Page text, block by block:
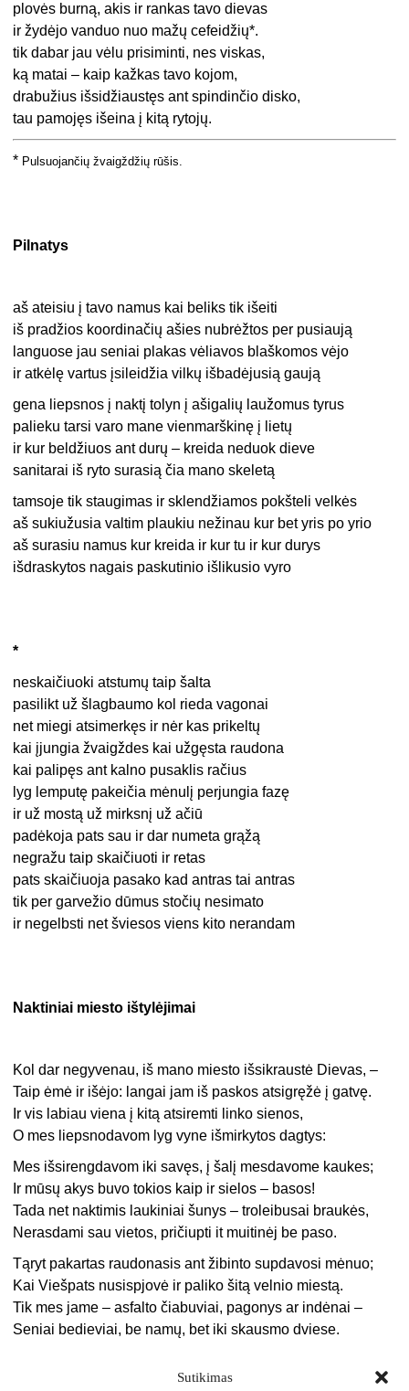
Sutikimas
plovės burną, akis ir rankas tavo dievas
ir žydėjo vanduo nuo mažų cefeidžių*.
tik dabar jau vėlu prisiminti, nes viskas,
ką matai – kaip kažkas tavo kojom,
drabužius išsidžiaustęs ant spindinčio disko,
tau pamojęs išeina į kitą rytojų.
* Pulsuojančių žvaigždžių rūšis.
Pilnatys
aš ateisiu į tavo namus kai beliks tik išeiti
iš pradžios koordinačių ašies nubrėžtos per pusiaują
languose jau seniai plakas vėliavos blaškomos vėjo
ir atkėlę vartus įsileidžia vilkų išbadėjusią gaują
gena liepsnos į naktį tolyn į ašigalių laužomus tyrus
palieku tarsi varo mane vienmarškinę į lietų
ir kur beldžiuos ant durų – kreida neduok dieve
sanitarai iš ryto surasią čia mano skeletą
tamsoje tik staugimas ir sklendžiamos pokšteli velkės
aš sukiužusia valtim plaukiu nežinau kur bet yris po yrio
aš surasiu namus kur kreida ir kur tu ir kur durys
išdraskytos nagais paskutinio išlikusio vyro
*
neskaičiuoki atstumų taip šalta
pasilikt už šlagbaumo kol rieda vagonai
net miegi atsimerkęs ir nėr kas prikeltų
kai įjungia žvaigždes kai užgęsta raudona
kai palipęs ant kalno pusaklis račius
lyg lemputę pakeičia mėnulį perjungia fazę
ir už mostą už mirksnį už ačiū
padėkoja pats sau ir dar numeta grąžą
negražu taip skaičiuoti ir retas
pats skaičiuoja pasako kad antras tai antras
tik per garvežio dūmus stočių nesimato
ir negelbsti net šviesos viens kito nerandam
Naktiniai miesto ištylėjimai
Kol dar negyvenau, iš mano miesto išsikraustė Dievas, –
Taip ėmė ir išėjo: langai jam iš paskos atsigręžė į gatvę.
Ir vis labiau viena į kitą atsiremti linko sienos,
O mes liepsnodavom lyg vyne išmirkytos dagtys:
Mes išsirengdavom iki savęs, į šalį mesdavome kaukes;
Ir mūsų akys buvo tokios kaip ir sielos – basos!
Tada net naktimis laukiniai šunys – troleibusai braukės,
Nerasdami sau vietos, pričiupti it muitinėj be paso.
Tąryt pakartas raudonasis ant žibinto supdavosi mėnuo;
Kai Viešpats nusispjovė ir paliko šitą velnio miestą.
Tik mes jame – asfalto čiabuviai, pagonys ar indėnai –
Seniai bedieviai, be namų, bet iki skausmo dviese.